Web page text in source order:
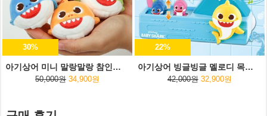
30%
아기상어 미니 말랑말랑 참인형 5종세트
50,000원 34,900원
22%
아기상어 빙글빙글 멜로디 목욕놀이
42,000원 32,900원